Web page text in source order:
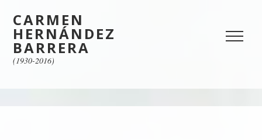
CARMEN
HERNÁNDEZ
BARRERA
(1930-2016)